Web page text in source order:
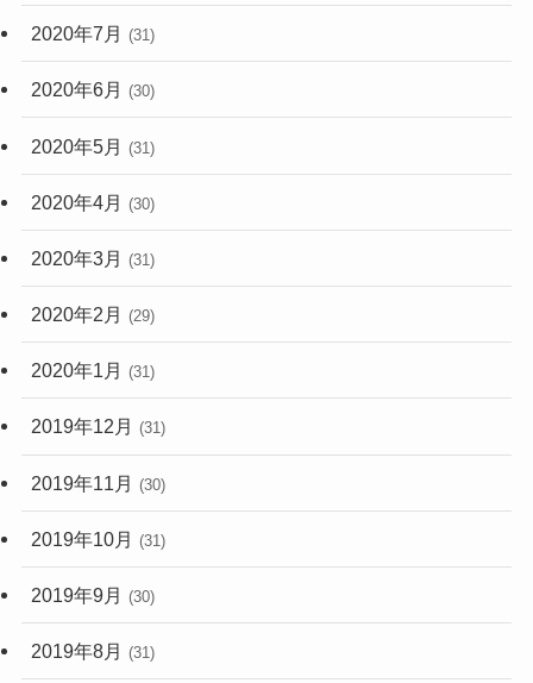
2020年7月 (31)
2020年6月 (30)
2020年5月 (31)
2020年4月 (30)
2020年3月 (31)
2020年2月 (29)
2020年1月 (31)
2019年12月 (31)
2019年11月 (30)
2019年10月 (31)
2019年9月 (30)
2019年8月 (31)